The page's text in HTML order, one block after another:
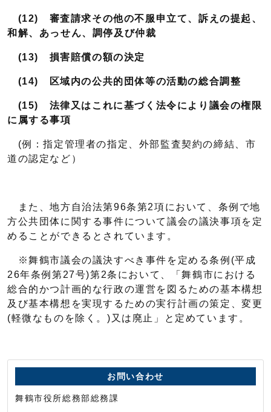
(12) 審査請求その他の不服申立て、訴えの提起、
和解、あっせん、調停及び仲裁
(13) 損害賠償の額の決定
(14) 区域内の公共的団体等の活動の総合調整
(15) 法律又はこれに基づく法令により議会の権限
に属する事項
(例：指定管理者の指定、外部監査契約の締結、市
道の認定など）
また、地方自治法第96条第2項において、条例で地
方公共団体に関する事件について議会の議決事項を定
めることができるとされています。
※舞鶴市議会の議決すべき事件を定める条例(平成
26年条例第27号)第2条において、「舞鶴市における
総合的かつ計画的な行政の運営を図るための基本構想
及び基本構想を実現するための実行計画の策定、変更
(軽微なものを除く。)又は廃止」と定めています。
お問い合わせ
舞鶴市役所総務部総務課